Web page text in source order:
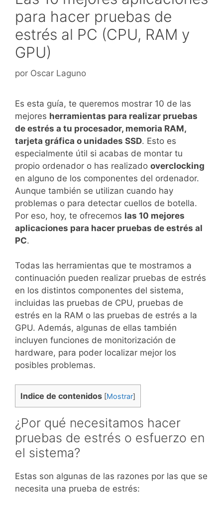
para hacer pruebas de
estrés al PC (CPU, RAM y
GPU)
por Oscar Laguno
Es esta guía, te queremos mostrar 10 de las
mejores herramientas para realizar pruebas
de estrés a tu procesador, memoria RAM,
tarjeta gráfica o unidades SSD. Esto es
especialmente útil si acabas de montar tu
propio ordenador o has realizado overclocking
en alguno de los componentes del ordenador.
Aunque también se utilizan cuando hay
problemas o para detectar cuellos de botella.
Por eso, hoy, te ofrecemos las 10 mejores
aplicaciones para hacer pruebas de estrés al
PC.
Todas las herramientas que te mostramos a
continuación pueden realizar pruebas de estrés
en los distintos componentes del sistema,
incluidas las pruebas de CPU, pruebas de
estrés en la RAM o las pruebas de estrés a la
GPU. Además, algunas de ellas también
incluyen funciones de monitorización de
hardware, para poder localizar mejor los
posibles problemas.
Indice de contenidos [Mostrar]
¿Por qué necesitamos hacer
pruebas de estrés o esfuerzo en
el sistema?
Estas son algunas de las razones por las que se
necesita una prueba de estrés: